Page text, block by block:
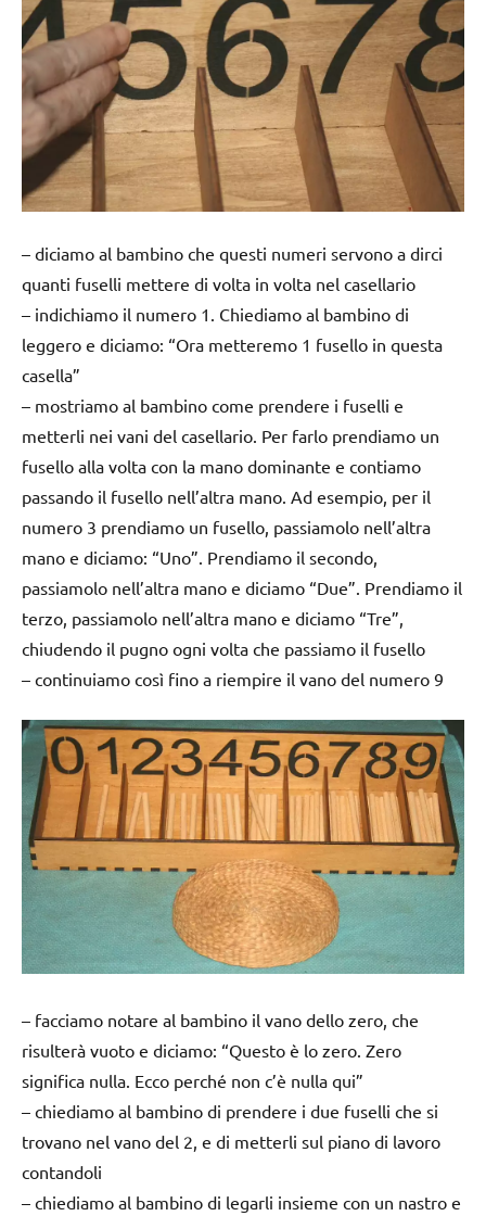
– diciamo al bambino che questi numeri servono a dirci
quanti fuselli mettere di volta in volta nel casellario
– indichiamo il numero 1. Chiediamo al bambino di
leggero e diciamo: “Ora metteremo 1 fusello in questa
casella”
– mostriamo al bambino come prendere i fuselli e
metterli nei vani del casellario. Per farlo prendiamo un
fusello alla volta con la mano dominante e contiamo
passando il fusello nell’altra mano. Ad esempio, per il
numero 3 prendiamo un fusello, passiamolo nell’altra
mano e diciamo: “Uno”. Prendiamo il secondo,
passiamolo nell’altra mano e diciamo “Due”. Prendiamo il
terzo, passiamolo nell’altra mano e diciamo “Tre”,
chiudendo il pugno ogni volta che passiamo il fusello
– continuiamo così fino a riempire il vano del numero 9
– facciamo notare al bambino il vano dello zero, che
risulterà vuoto e diciamo: “Questo è lo zero. Zero
significa nulla. Ecco perché non c’è nulla qui”
– chiediamo al bambino di prendere i due fuselli che si
trovano nel vano del 2, e di metterli sul piano di lavoro
contandoli
– chiediamo al bambino di legarli insieme con un nastro e